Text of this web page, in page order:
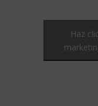
Haz